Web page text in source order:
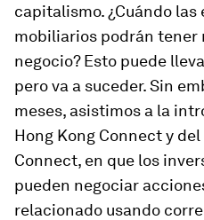
capitalismo. ¿Cuándo las
mobiliarios podrán tener
negocio? Esto puede
pero va a suceder. Sin
meses, asistimos a la
Hong Kong Connect y
Connect, en que los
pueden negociar
relacionado usando